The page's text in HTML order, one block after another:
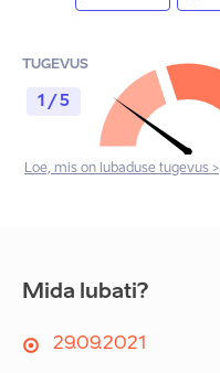
TUGEVUS
1 / 5
Loe, mis on lubaduse tugevus >
Mida lubati?
29.09.2021